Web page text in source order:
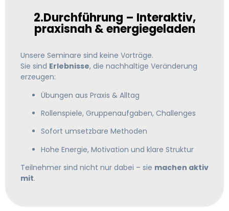
2.Durchführung – Interaktiv,
praxisnah & energiegeladen
Unsere Seminare sind keine Vorträge.
Sie sind Erlebnisse, die nachhaltige Veränderung
erzeugen:
Übungen aus Praxis & Alltag
Rollenspiele, Gruppenaufgaben, Challenges
Sofort umsetzbare Methoden
Hohe Energie, Motivation und klare Struktur
Teilnehmer sind nicht nur dabei – sie machen aktiv
mit.